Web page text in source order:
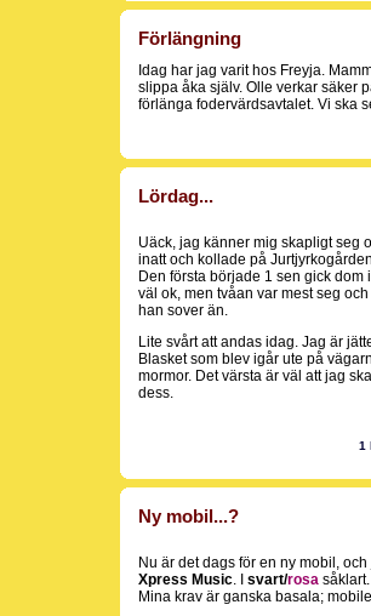
Förlängning
Idag har jag varit hos Freyja.
slippa åka själv. Olle verkar säker
förlänga fodervärdsavtalet. Vi ska
Lördag...
Uäck, jag känner mig skapligt seg
inatt och kollade på
Den första började 1 sen gick dom
väl ok, men tvåan var mest seg
han sover än.
Lite svårt att andas idag. Jag är
Blasket som blev igår ute på
mormor. Det värsta är väl att jag
dess.
1
Ny mobil...?
Nu är det dags för en ny mobil,
Xpress Music. I svart/rosa
Mina krav är ganska basala;